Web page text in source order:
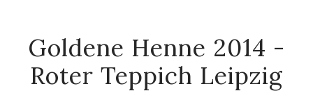
Goldene Henne 2014 -
Roter Teppich Leipzig